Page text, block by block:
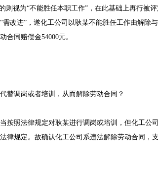
视为“不能胜任本职工作”，在此基础上再行被
改进”，遂化工公司以耿某不能胜任工作由解除
合同赔偿金54000元。
替调岗或者培训，从而解除劳动合同？
按照法律规定对耿某进行调岗或培训，但化工公
规定。故确认化工公司系违法解除劳动合同，